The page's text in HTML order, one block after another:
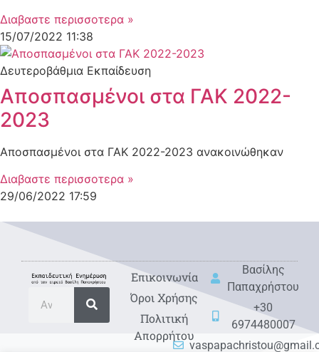
Διαβαστε περισσοτερα »
15/07/2022 11:38
Δευτεροβάθμια Εκπαίδευση
Αποσπασμένοι στα ΓΑΚ 2022-
2023
Αποσπασμένοι στα ΓΑΚ 2022-2023 ανακοινώθηκαν
Διαβαστε περισσοτερα »
29/06/2022 17:59
Eπικοινωνία
Όροι Χρήσης
Πολιτική
Απορρήτου
Βασίλης
Παπαχρήστου
+30
6974480007